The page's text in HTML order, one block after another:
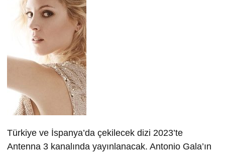
Türkiye ve İspanya’da çekilecek dizi 2023’te
Antenna 3 kanalında yayınlanacak. Antonio Gala’ın